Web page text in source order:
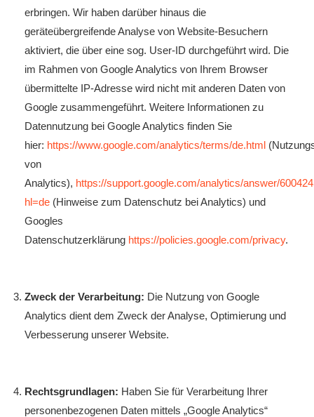
erbringen. Wir haben darüber hinaus die
geräteübergreifende Analyse von Website-Besuchern
aktiviert, die über eine sog. User-ID durchgeführt wird. Die
im Rahmen von Google Analytics von Ihrem Browser
übermittelte IP-Adresse wird nicht mit anderen Daten von
Google zusammengeführt. Weitere Informationen zu
Datennutzung bei Google Analytics finden Sie
hier: https://www.google.com/analytics/terms/de.html
von
Analytics), https://support.google.com/analytics/answer/
hl=de (Hinweise zum Datenschutz bei Analytics) und
Googles
Datenschutzerklärung https://policies.google.com/privacy.
Zweck der Verarbeitung: Die Nutzung von Google
Analytics dient dem Zweck der Analyse, Optimierung und
Verbesserung unserer Website.
Rechtsgrundlagen: Haben Sie für Verarbeitung Ihrer
personenbezogenen Daten mittels „Google Analytics“